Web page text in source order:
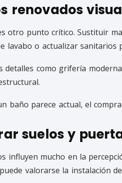
renovados
otro punto crítico. Sustituir
lavabo o actualizar
detalles como grifería
baño parece actual, el
suelos y
influyen mucho en la
valorarse la instalación